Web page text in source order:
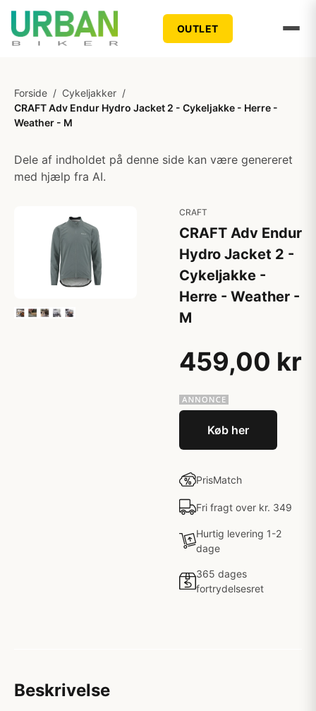
OUTLET
Forside / Cykeljakker /
CRAFT Adv Endur Hydro Jacket 2 - Cykeljakke - Herre -
Weather - M
Dele af indholdet på denne side kan være genereret
med hjælp fra AI.
CRAFT
CRAFT Adv Endur
Hydro Jacket 2 -
Cykeljakke -
Herre - Weather -
M
459,00 kr
Køb her
PrisMatch
Fri fragt over kr. 349
Hurtig levering 1-2
dage
365 dages
fortrydelsesret
Beskrivelse